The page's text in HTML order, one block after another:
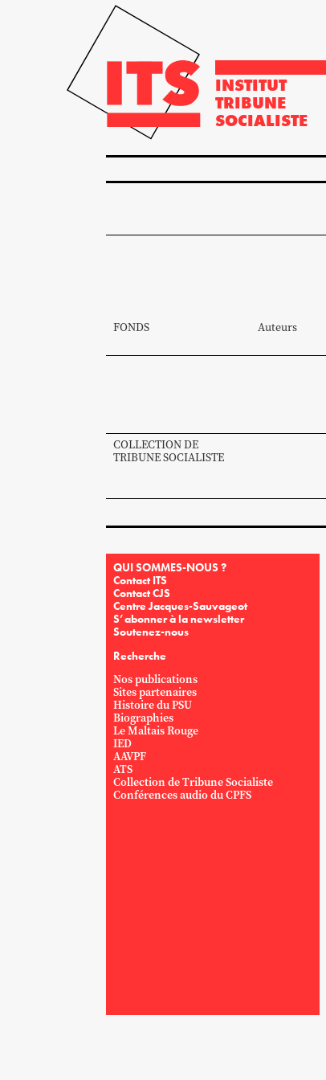
INSTITUT
TRIBUNE
SOCIALISTE
FONDS Auteurs
COLLECTION DE
TRIBUNE SOCIALISTE
QUI SOMMES-NOUS ?
Contact ITS
Contact CJS
Centre Jacques-Sauvageot
S’abonner à la newsletter
Soutenez-nous
Recherche
Nos publications
Sites partenaires
Histoire du PSU
Biographies
Le Maltais Rouge
IED
AAVPF
ATS
Collection de Tribune Socialiste
Conférences audio du CPFS